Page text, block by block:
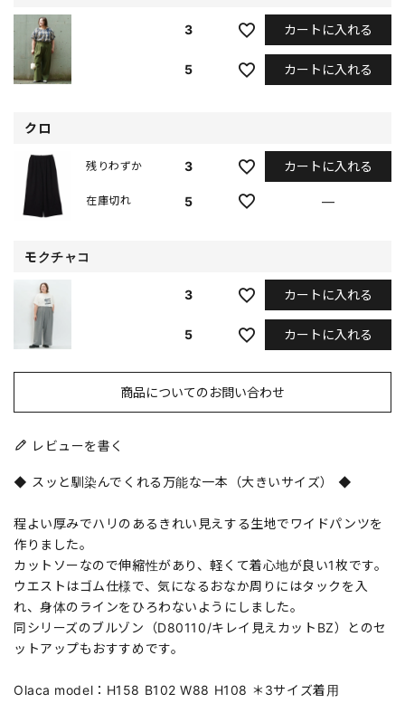
3 カートに入れる
5 カートに入れる
クロ
3
残りわずか カートに入れる
5
在庫切れ —
モクチャコ
3 カートに入れる
5 カートに入れる
商品についてのお問い合わせ
レビューを書く
◆ スッと馴染んでくれる万能な一本（大きいサイズ） ◆
程よい厚みでハリのあるきれい見えする生地でワイドパンツを
作りました。
カットソーなので伸縮性があり、軽くて着心地が良い1枚です。
ウエストはゴム仕様で、気になるおなか周りにはタックを入
れ、身体のラインをひろわないようにしました。
同シリーズのブルゾン（D80110/キレイ見えカットBZ）とのセ
ットアップもおすすめです。
Olaca model：H158 B102 W88 H108 ＊3サイズ着用